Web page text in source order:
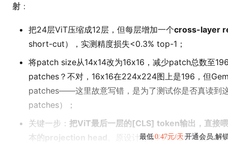
射 ：
把24层ViT压缩成12层，但每层增加一个cross-layer
short-cut），实测精度损失<0.3% top-1；
将patch size从14x14改为16x16，减少patch总数至
patches？不对，16x16在224x224图上是196，但
patches——这里故意写错，是为了测试你是否真读
patches）；
关键一步： 把ViT最后一层的[CLS] token输出，直接
本的projection head 。原设计有个768→2048的
最低0.47元/天 开通会员,解